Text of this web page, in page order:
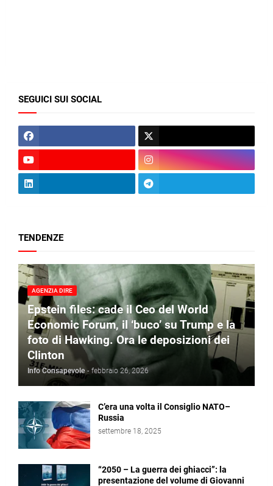
SEGUICI SUI SOCIAL
TENDENZE
AGENZIA DIRE
Epstein files: cade il Ceo del World
Economic Forum, il ‘buco’ su Trump e la
foto di Hawking. Ora le deposizioni dei
Clinton
Info Consapevole - febbraio 26, 2026
C’era una volta il Consiglio NATO–
Russia
settembre 18, 2025
“2050 – La guerra dei ghiacci”: la
presentazione del volume di Giovanni